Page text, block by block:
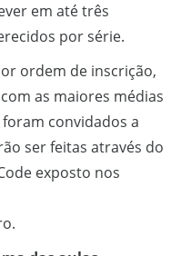
em até três
por série.
ordem de inscrição,
as maiores médias
convidados a
ser feitas através do
exposto nos